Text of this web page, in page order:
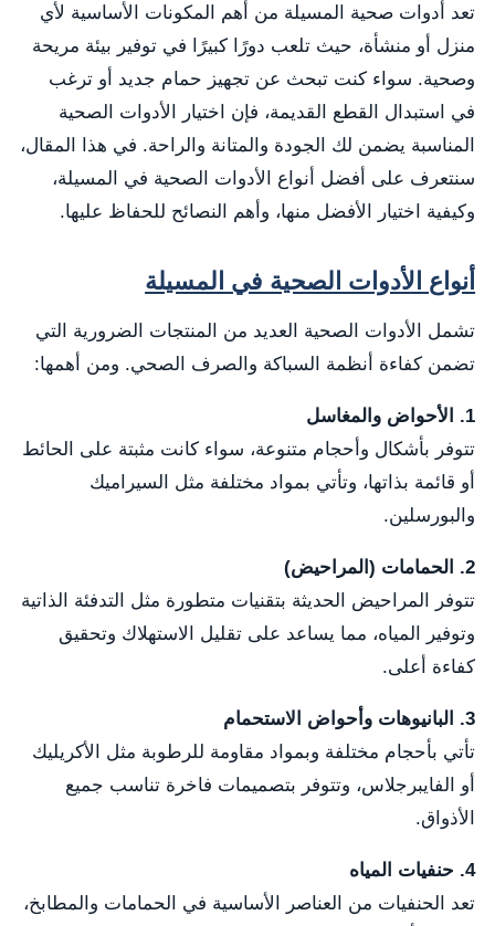
تعد أدوات صحية المسيلة من أهم المكونات الأساسية لأي
منزل أو منشأة، حيث تلعب دورًا كبيرًا في توفير بيئة مريحة
وصحية. سواء كنت تبحث عن تجهيز حمام جديد أو ترغب
في استبدال القطع القديمة، فإن اختيار الأدوات الصحية
المناسبة يضمن لك الجودة والمتانة والراحة. في هذا المقال،
سنتعرف على أفضل أنواع الأدوات الصحية في المسيلة،
وكيفية اختيار الأفضل منها، وأهم النصائح للحفاظ عليها.
أنواع الأدوات الصحية في المسيلة
تشمل الأدوات الصحية العديد من المنتجات الضرورية التي
تضمن كفاءة أنظمة السباكة والصرف الصحي. ومن أهمها:
1. الأحواض والمغاسل
تتوفر بأشكال وأحجام متنوعة، سواء كانت مثبتة على الحائط
أو قائمة بذاتها، وتأتي بمواد مختلفة مثل السيراميك
والبورسلين.
2. الحمامات (المراحيض)
تتوفر المراحيض الحديثة بتقنيات متطورة مثل التدفئة الذاتية
وتوفير المياه، مما يساعد على تقليل الاستهلاك وتحقيق
كفاءة أعلى.
3. البانيوهات وأحواض الاستحمام
تأتي بأحجام مختلفة وبمواد مقاومة للرطوبة مثل الأكريليك
أو الفايبرجلاس، وتتوفر بتصميمات فاخرة تناسب جميع
الأذواق.
4. حنفيات المياه
تعد الحنفيات من العناصر الأساسية في الحمامات والمطابخ،